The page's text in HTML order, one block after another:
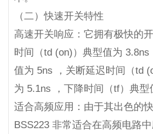
（二）快速开关特性
高速开关响应：它拥有极快的
时间（td (on)）典型值为
值为 5ns ，关断延迟时间（td
为 5.1ns ，下降时间（tf）典型
适合高频应用：由于其出色的
BSS223 非常适合在高频电路中